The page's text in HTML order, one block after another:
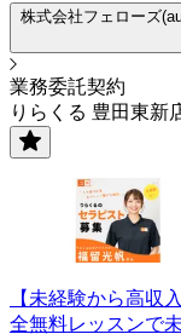
株式会社フェローズ
業務委託契約
りらくる 豊田東新
【未経験から高収
全無料レッスンで